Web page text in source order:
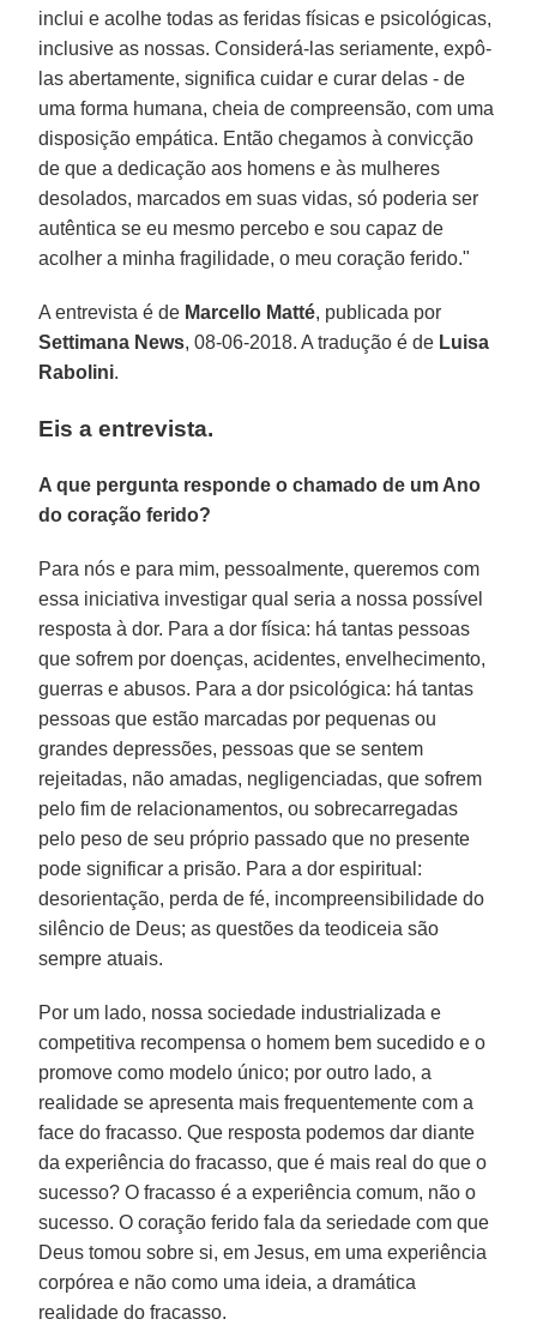
inclui e acolhe todas as feridas físicas e psicológicas,
inclusive as nossas. Considerá-las seriamente, expô-
las abertamente, significa cuidar e curar delas - de
uma forma humana, cheia de compreensão, com uma
disposição empática. Então chegamos à convicção
de que a dedicação aos homens e às mulheres
desolados, marcados em suas vidas, só poderia ser
autêntica se eu mesmo percebo e sou capaz de
acolher a minha fragilidade, o meu coração ferido."
A entrevista é de Marcello Matté, publicada por
Settimana News, 08-06-2018. A tradução é de Luisa
Rabolini.
Eis a entrevista.
A que pergunta responde o chamado de um Ano
do coração ferido?
Para nós e para mim, pessoalmente, queremos com
essa iniciativa investigar qual seria a nossa possível
resposta à dor. Para a dor física: há tantas pessoas
que sofrem por doenças, acidentes, envelhecimento,
guerras e abusos. Para a dor psicológica: há tantas
pessoas que estão marcadas por pequenas ou
grandes depressões, pessoas que se sentem
rejeitadas, não amadas, negligenciadas, que sofrem
pelo fim de relacionamentos, ou sobrecarregadas
pelo peso de seu próprio passado que no presente
pode significar a prisão. Para a dor espiritual:
desorientação, perda de fé, incompreensibilidade do
silêncio de Deus; as questões da teodiceia são
sempre atuais.
Por um lado, nossa sociedade industrializada e
competitiva recompensa o homem bem sucedido e o
promove como modelo único; por outro lado, a
realidade se apresenta mais frequentemente com a
face do fracasso. Que resposta podemos dar diante
da experiência do fracasso, que é mais real do que o
sucesso? O fracasso é a experiência comum, não o
sucesso. O coração ferido fala da seriedade com que
Deus tomou sobre si, em Jesus, em uma experiência
corpórea e não como uma ideia, a dramática
realidade do fracasso.